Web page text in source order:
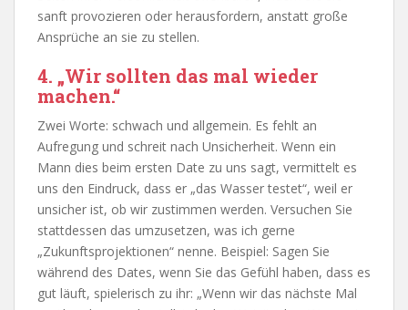
sanft provozieren oder herausfordern, anstatt große
Ansprüche an sie zu stellen.
4. „Wir sollten das mal wieder
machen.“
Zwei Worte: schwach und allgemein. Es fehlt an
Aufregung und schreit nach Unsicherheit. Wenn ein
Mann dies beim ersten Date zu uns sagt, vermittelt es
uns den Eindruck, dass er „das Wasser testet“, weil er
unsicher ist, ob wir zustimmen werden. Versuchen Sie
stattdessen das umzusetzen, was ich gerne
„Zukunftsprojektionen“ nenne. Beispiel: Sagen Sie
während des Dates, wenn Sie das Gefühl haben, dass es
gut läuft, spielerisch zu ihr: „Wenn wir das nächste Mal